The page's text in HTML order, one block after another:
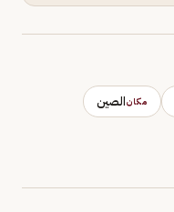
مكانالصين